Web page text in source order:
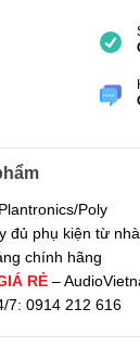
Poly
đủ phụ kiện từ
chính hãng
RẺ –
7: 0914 212 616